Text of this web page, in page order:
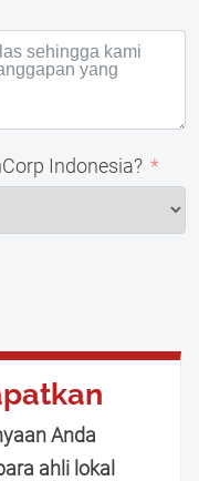
Indonesia?
Anda
ahli lokal